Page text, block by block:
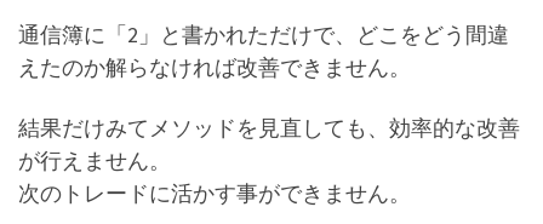
通信簿に「2」と書かれただけで、どこをどう間違
えたのか解らなければ改善できません。
結果だけみてメソッドを見直しても、効率的な改善
が行えません。
次のトレードに活かす事ができません。